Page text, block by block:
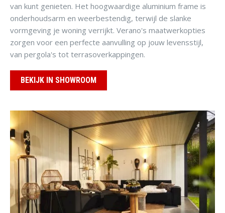
van kunt genieten. Het hoogwaardige aluminium frame is
onderhoudsarm en weerbestendig, terwijl de slanke
vormgeving je woning verrijkt. Verano's maatwerkopties
zorgen voor een perfecte aanvulling op jouw levensstijl,
van pergola's tot terrasoverkappingen.
BEKIJK IN SHOWROOM